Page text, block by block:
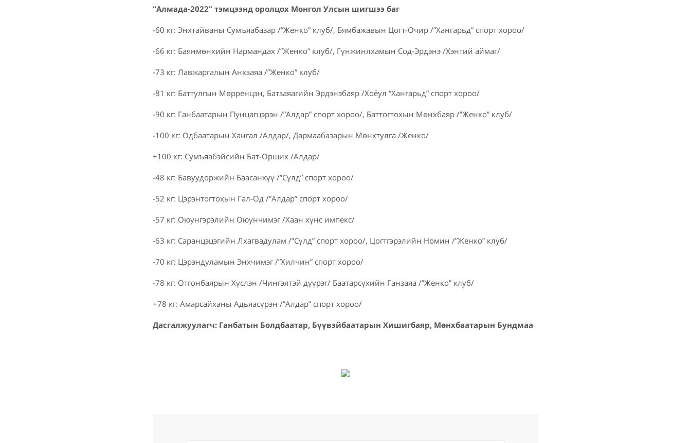
“Алмада-2022” тэмцээнд оролцох Монгол Улсын шигшээ баг
-60 кг: Энхтайваны Сумъяабазар /”Женко” клуб/, Бямбажавын Цогт-Очир /”Хангарьд” спорт хороо/
-66 кг: Баянмөнхийн Нармандах /”Женко” клуб/, Гүнжинлхамын Сод-Эрдэнэ /Хэнтий аймаг/
-73 кг: Лавжаргалын Анхзаяа /”Женко” клуб/
-81 кг: Баттулгын Мөрренцэн, Батзаяагийн Эрдэнэбаяр /Хоёул “Хангарьд” спорт хороо/
-90 кг: Ганбаатарын Пунцагцэрэн /”Алдар” спорт хороо/, Баттогтохын Мөнхбаяр /”Женко” клуб/
-100 кг: Одбаатарын Хангал /Алдар/, Дармаабазарын Мөнхтулга /Женко/
+100 кг: Сумъяабэйсийн Бат-Орших /Алдар/
-48 кг: Бавуудоржийн Баасанхүү /”Сүлд” спорт хороо/
-52 кг: Цэрэнтогтохын Гал-Од /”Алдар” спорт хороо/
-57 кг: Оюунгэрэлийн Оюунчимэг /Хаан хүнс импекс/
-63 кг: Саранцэцэгийн Лхагвадулам /”Сүлд” спорт хороо/, Цогтгэрэлийн Номин /”Женко” клуб/
-70 кг: Цэрэндуламын Энхчимэг /”Хилчин” спорт хороо/
-78 кг: Отгонбаярын Хүслэн /Чингэлтэй дүүрэг/ Баатарсүхийн Ганзаяа /”Женко” клуб/
+78 кг: Амарсайханы Адьяасүрэн /”Алдар” спорт хороо/
Дасгалжуулагч: Ганбатын Болдбаатар, Бүүвэйбаатарын Хишигбаяр, Мөнхбаатарын Бундмаа